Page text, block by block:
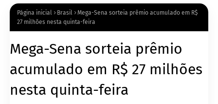
Página inicial Brasil
Mega-Sena sorteia prêmio acumulado em R$
27 milhões nesta quinta-feira
Mega-Sena sorteia prêmio
acumulado em R$ 27 milhões
nesta quinta-feira